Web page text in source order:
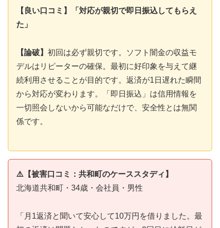
【良い口コミ】「対応が親切で即日振込してもらえ
た」
【論破】 初回は必ず親切です。ソフト闇金の収益モ
デルはリピーターの確保。最初に好印象を与えて継
続利用させることが目的です。返済が1日遅れた瞬間
から対応が変わります。「即日振込」は信用情報を
一切照会しないから可能なだけで、安全性とは無関
係です。
⚠️【被害口コミ：共和町のケーススタディ】
北海道共和町・34歳・会社員・男性
「月1返済と聞いて安心して10万円を借りました。最